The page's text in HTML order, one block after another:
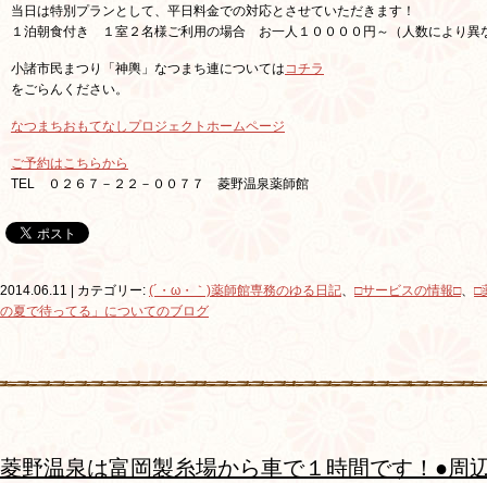
当日は特別プランとして、平日料金での対応とさせていただきます！
１泊朝食付き １室２名様ご利用の場合 お一人１００００円～（人数により異
小諸市民まつり「神輿」なつまち連についてはコチラ
をごらんください。
なつまちおもてなしプロジェクトホームページ
ご予約はこちらから
TEL ０２６７－２２－００７７ 菱野温泉薬師館
2014.06.11 | カテゴリー: (´・ω・｀)薬師館専務のゆる日記、 □サービスの情報□、 □
の夏で待ってる」についてのブログ
菱野温泉は富岡製糸場から車で１時間です！●周